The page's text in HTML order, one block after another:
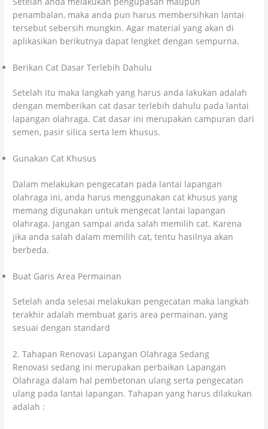
penambalan, maka anda pun harus membersihkan lantai
tersebut sebersih mungkin. Agar material yang akan di
aplikasikan berikutnya dapat lengket dengan sempurna.
Berikan Cat Dasar Terlebih Dahulu
Setelah itu maka langkah yang harus anda lakukan adalah
dengan memberikan cat dasar terlebih dahulu pada lantai
lapangan olahraga. Cat dasar ini merupakan campuran dari
semen, pasir silica serta lem khusus.
Gunakan Cat Khusus
Dalam melakukan pengecatan pada lantai lapangan
olahraga ini, anda harus menggunakan cat khusus yang
memang digunakan untuk mengecat lantai lapangan
olahraga. Jangan sampai anda salah memilih cat. Karena
jika anda salah dalam memilih cat, tentu hasilnya akan
berbeda.
Buat Garis Area Permainan
Setelah anda selesai melakukan pengecatan maka langkah
terakhir adalah membuat garis area permainan, yang
sesuai dengan standard
2. Tahapan Renovasi Lapangan Olahraga Sedang
Renovasi sedang ini merupakan perbaikan Lapangan
Olahraga dalam hal pembetonan ulang serta pengecatan
ulang pada lantai lapangan. Tahapan yang harus dilakukan
adalah :